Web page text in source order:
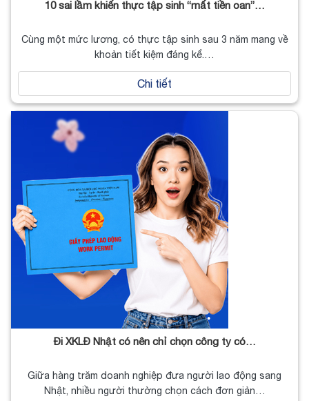
10 sai lầm khiến thực tập sinh “mất tiền oan”…
Cùng một mức lương, có thực tập sinh sau 3 năm mang về
khoản tiết kiệm đáng kể.…
Chi tiết
Đi XKLĐ Nhật có nên chỉ chọn công ty có…
Giữa hàng trăm doanh nghiệp đưa người lao động sang
Nhật, nhiều người thường chọn cách đơn giản…